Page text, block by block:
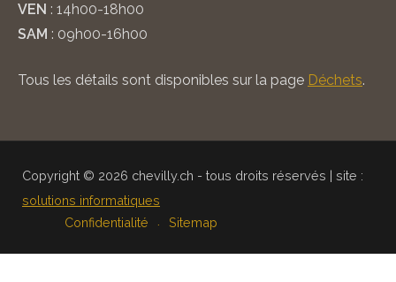
VEN : 14h00-18h00
SAM : 09h00-16h00
Tous les détails sont disponibles sur la page Déchets.
Copyright © 2026 chevilly.ch - tous droits réservés | site :
solutions informatiques
Confidentialité
Sitemap